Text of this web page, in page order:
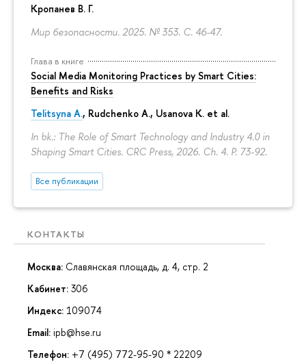
Кропанев В. Г.
Мир безопасности. 2025. № 353. С. 46-47.
Глава в книге
Social Media Monitoring Practices by Smart Cities:
Benefits and Risks
Telitsyna A., Rudchenko A., Usanova K. et al.
In bk.: The Role of Smart Technology and Industry 4.0 in
Shaping Smart Cities. CRC Press, 2026. Ch. 4. P. 73-92.
Все публикации
КОНТАКТЫ
Москва: Славянская площадь, д. 4, стр. 2
Кабинет: 306
Индекс: 109074
Email: ipb@hse.ru
Телефон: +7 (495) 772-95-90 * 22209